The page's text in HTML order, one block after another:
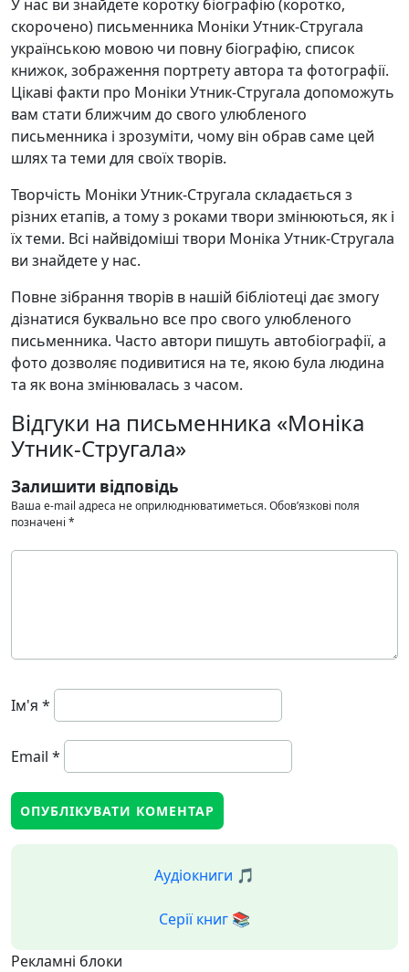
У нас ви знайдете коротку біографію (коротко,
скорочено) письменника Моніки Утник-Стругала
українською мовою чи повну біографію, список
книжок, зображення портрету автора та фотографії.
Цікаві факти про Моніки Утник-Стругала допоможуть
вам стати ближчим до свого улюбленого
письменника і зрозуміти, чому він обрав саме цей
шлях та теми для своїх творів.
Творчість Моніки Утник-Стругала складається з
різних етапів, а тому з роками твори змінюються, як і
їх теми. Всі найвідоміші твори Моніка Утник-Стругала
ви знайдете у нас.
Повне зібрання творів в нашій бібліотеці дає змогу
дізнатися буквально все про свого улюбленого
письменника. Часто автори пишуть автобіографії, а
фото дозволяє подивитися на те, якою була людина
та як вона змінювалась з часом.
Відгуки на письменника «Моніка
Утник-Стругала»
Залишити відповідь
Ваша e-mail адреса не оприлюднюватиметься.Обов’язкові поля
позначені *
Ім'я *
Email *
Аудіокниги 🎵
Серії книг 📚
Рекламні блоки